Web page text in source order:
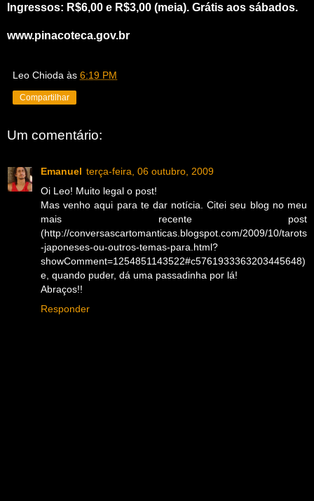
Ingressos: R$6,00 e R$3,00 (meia). Grátis aos sábados.
www.pinacoteca.gov.br
Leo Chioda às 6:19 PM
Compartilhar
Um comentário:
Emanuel terça-feira, 06 outubro, 2009
Oi Leo! Muito legal o post!
Mas venho aqui para te dar notícia. Citei seu blog no meu
mais recente post
(http://conversascartomanticas.blogspot.com/2009/10/tarots
-japoneses-ou-outros-temas-para.html?
showComment=1254851143522#c5761933363203445648)
e, quando puder, dá uma passadinha por lá!
Abraços!!
Responder